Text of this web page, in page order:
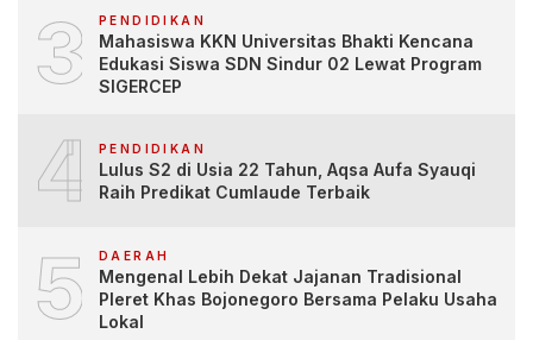
3 PENDIDIKAN
Mahasiswa KKN Universitas Bhakti Kencana
Edukasi Siswa SDN Sindur 02 Lewat Program
SIGERCEP
4 PENDIDIKAN
Lulus S2 di Usia 22 Tahun, Aqsa Aufa Syauqi
Raih Predikat Cumlaude Terbaik
5 DAERAH
Mengenal Lebih Dekat Jajanan Tradisional
Pleret Khas Bojonegoro Bersama Pelaku Usaha
Lokal